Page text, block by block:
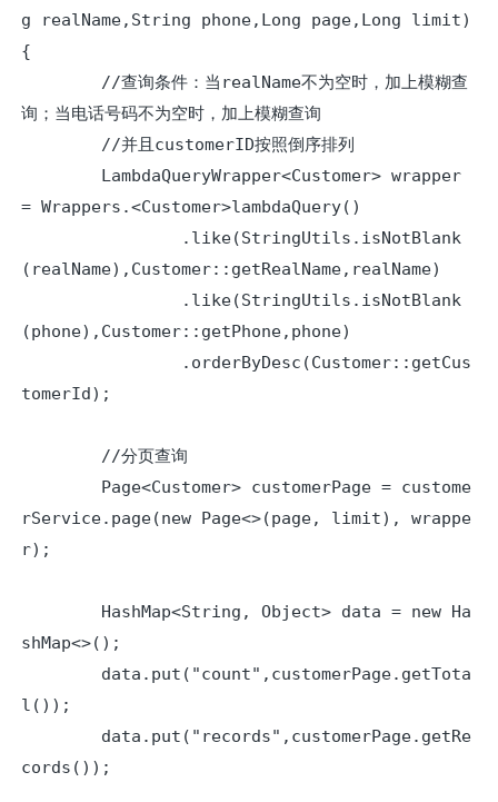
g realName,String phone,Long page,Long limit)
{
//查询条件：当realName不为空时，加上模糊查
询；当电话号码不为空时，加上模糊查询
//并且customerID按照倒序排列
LambdaQueryWrapper<Customer> wrapper
= Wrappers.<Customer>lambdaQuery()
.like(StringUtils.isNotBlank
(realName),Customer::getRealName,realName)
.like(StringUtils.isNotBlank
(phone),Customer::getPhone,phone)
.orderByDesc(Customer::getCus
tomerId);
//分页查询
Page<Customer> customerPage = custome
rService.page(new Page<>(page, limit), wrappe
r);
HashMap<String, Object> data = new Ha
shMap<>();
data.put("count",customerPage.getTota
l());
data.put("records",customerPage.getRe
cords());